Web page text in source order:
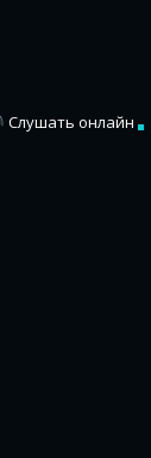
Слушать онлайн